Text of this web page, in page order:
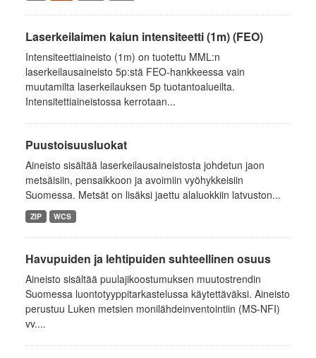
Laserkeilaimen kaiun intensiteetti (1m) (FEO)
Intensiteettiaineisto (1m) on tuotettu MML:n
laserkeilausaineisto 5p:stä FEO-hankkeessa vain
muutamilta laserkeilauksen 5p tuotantoalueilta.
Intensitettiaineistossa kerrotaan...
Puustoisuusluokat
Aineisto sisältää laserkeilausaineistosta johdetun jaon
metsäisiin, pensaikkoon ja avoimiin vyöhykkeisiin
Suomessa. Metsät on lisäksi jaettu alaluokkiin latvuston...
ZIP WCS
Havupuiden ja lehtipuiden suhteellinen osuus
Aineisto sisältää puulajikoostumuksen muutostrendin
Suomessa luontotyyppitarkastelussa käytettäväksi. Aineisto
perustuu Luken metsien monilähdeinventointiin (MS-NFI)
vv....